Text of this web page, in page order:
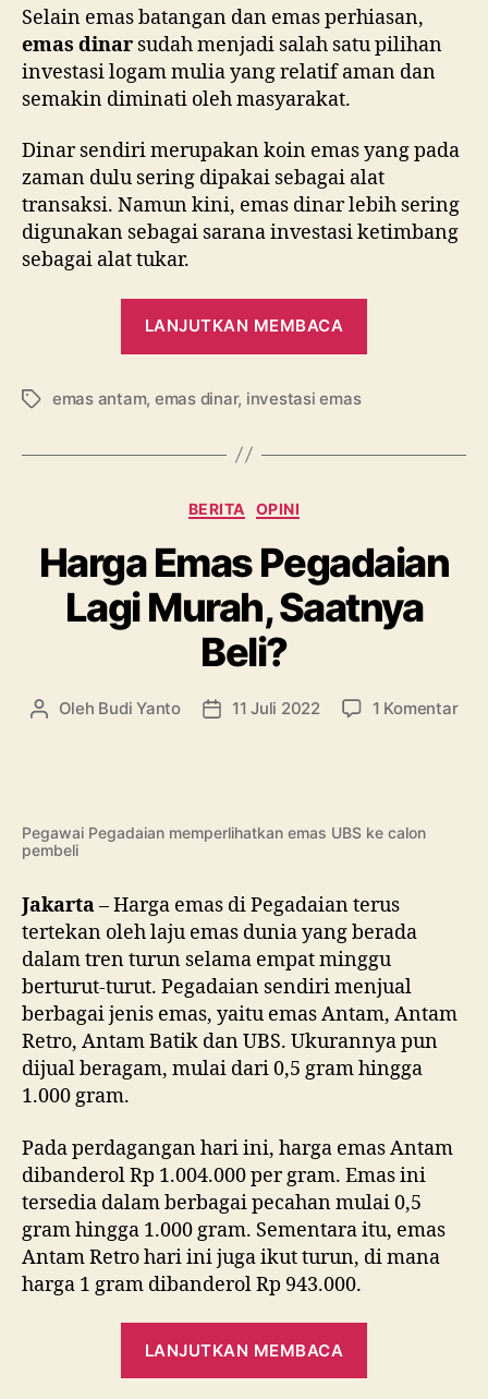
Selain emas batangan dan emas perhiasan,
emas dinar sudah menjadi salah satu pilihan
investasi logam mulia yang relatif aman dan
semakin diminati oleh masyarakat.
Dinar sendiri merupakan koin emas yang pada
zaman dulu sering dipakai sebagai alat
transaksi. Namun kini, emas dinar lebih sering
digunakan sebagai sarana investasi ketimbang
sebagai alat tukar.
LANJUTKAN MEMBACA
Dinar?”
Tag emas antam, emas dinar, investasi emas
Kategori
BERITA OPINI
Harga Emas Pegadaian
Lagi Murah, Saatnya
Beli?
Penulis
Oleh Budi Yanto
Tanggal
11 Juli 2022 1 Komentar
Pegawai Pegadaian memperlihatkan emas UBS ke calon
pembeli
Jakarta– Harga emas di Pegadaian terus
tertekan oleh laju emas dunia yang berada
dalam tren turun selama empat minggu
berturut-turut. Pegadaian sendiri menjual
berbagai jenis emas, yaitu emas Antam, Antam
Retro, Antam Batik dan UBS. Ukurannya pun
dijual beragam, mulai dari 0,5 gram hingga
1.000 gram.
Pada perdagangan hari ini, harga emas Antam
dibanderol Rp 1.004.000 per gram. Emas ini
tersedia dalam berbagai pecahan mulai 0,5
gram hingga 1.000 gram. Sementara itu, emas
Antam Retro hari ini juga ikut turun, di mana
harga 1 gram dibanderol Rp 943.000.
LANJUTKAN MEMBACA